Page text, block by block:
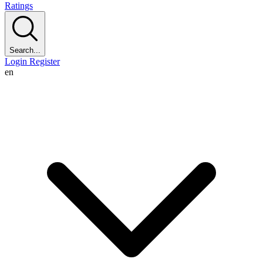
Ratings
Search...
Login Register
en